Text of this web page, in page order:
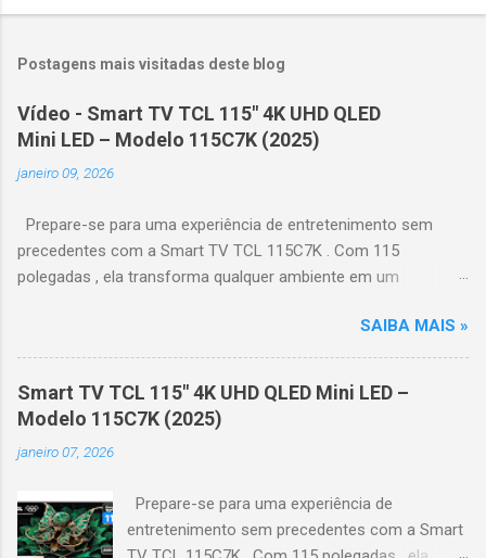
Postagens mais visitadas deste blog
Vídeo - Smart TV TCL 115" 4K UHD QLED
Mini LED – Modelo 115C7K (2025)
janeiro 09, 2026
Prepare-se para uma experiência de entretenimento sem
precedentes com a Smart TV TCL 115C7K . Com 115
polegadas , ela transforma qualquer ambiente em um
e realistas. 🌟 Destaques do produto Tela QLED Mini LED 115” :
controle de iluminação preciso, brilho intenso e cores
vibrantes. Resolução 4K UHD : detalhes impressionantes e
contraste profundo em cada cena. Processador AiPQ :
desempenho otimizado para imagens e movimentos fluidos.
Taxa de atualização nativa de 144Hz (até 240Hz com DLG) :
imediata. Google TV integrado : interface intuitiva,
recomendações personalizadas e acesso a aplicativos como
SAIBA MAIS »
Smart TV TCL 115" 4K UHD QLED Mini LED –
Modelo 115C7K (2025)
janeiro 07, 2026
Prepare-se para uma experiência de
entretenimento sem precedentes com a Smart